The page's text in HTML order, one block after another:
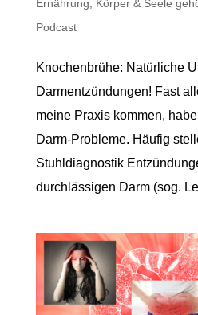
Ernährung, Körper & Seele
Podcast
Knochenbrühe: Natürliche
Darmentzündungen! Fast
meine Praxis kommen,
Darm-Probleme. Häufig
Stuhldiagnostik
durchlässigen Darm (sog.